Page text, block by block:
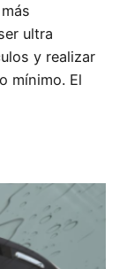
ultra
y realizar
mínimo. El